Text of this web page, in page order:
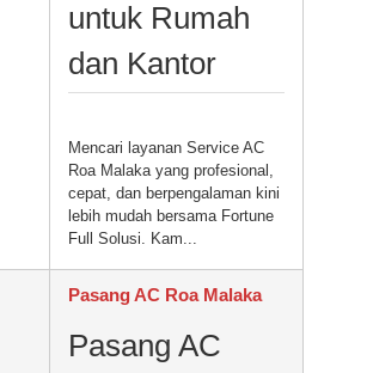
untuk Rumah
dan Kantor
Mencari layanan Service AC
Roa Malaka yang profesional,
cepat, dan berpengalaman kini
lebih mudah bersama Fortune
Full Solusi. Kam...
Pasang AC Roa Malaka
Pasang AC